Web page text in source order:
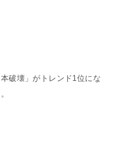
破壊」がトレンド1位にな